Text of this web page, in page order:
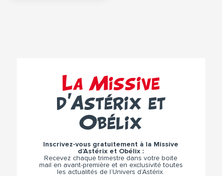
La Missive
d’Astérix et
Obélix
Inscrivez-vous gratuitement à la Missive
d’Astérix et Obélix :
Recevez chaque trimestre dans votre boite
mail en avant-première et en exclusivité toutes
les actualités de l’Univers d’Astérix.